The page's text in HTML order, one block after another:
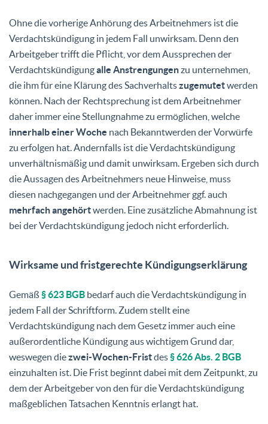
Ohne die vorherige Anhörung des Arbeitnehmers ist die
Verdachtskündigung in jedem Fall unwirksam. Denn den
Arbeitgeber trifft die Pflicht, vor dem Aussprechen der
Verdachtskündigungalle Anstrengungenzu unternehmen,
die ihm für eine Klärung des Sachverhaltszugemutetwerden
können. Nach der Rechtsprechung ist dem Arbeitnehmer
daher immer eine Stellungnahme zu ermöglichen, welche
innerhalb einer Woche nach Bekanntwerden der Vorwürfe
zu erfolgen hat. Andernfalls ist die Verdachtskündigung
unverhältnismäßig und damit unwirksam. Ergeben sich durch
die Aussagen des Arbeitnehmers neue Hinweise, muss
diesen nachgegangen und der Arbeitnehmer ggf. auch
mehrfach angehörtwerden. Eine zusätzliche Abmahnung ist
bei der Verdachtskündigung jedoch nicht erforderlich.
Wirksame und fristgerechte Kündigungserklärung
Gemäß § 623 BGB bedarf auch die Verdachtskündigung in
jedem Fall der Schriftform. Zudem stellt eine
Verdachtskündigung nach dem Gesetz immer auch eine
außerordentliche Kündigung aus wichtigem Grund dar,
weswegen diezwei-Wochen-Fristdes§ 626 Abs. 2 BGB
einzuhalten ist. Die Frist beginnt dabei mit dem Zeitpunkt, zu
dem der Arbeitgeber von den für die Verdachtskündigung
maßgeblichen Tatsachen Kenntnis erlangt hat.